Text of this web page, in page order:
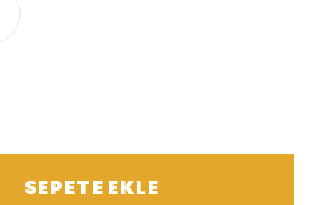
SEPETE EKLE